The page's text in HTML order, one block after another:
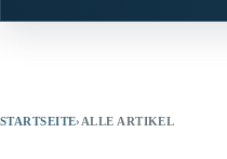
STARTSEITE› ALLE ARTIKEL